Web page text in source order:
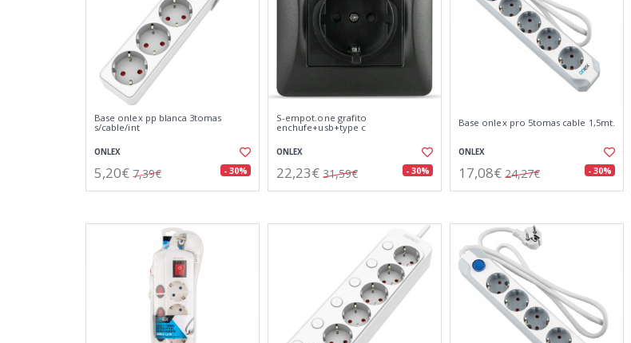
Base onlex pp blanca 3tomas
s/cable/int
ONLEX
5,20€ 7,39€ - 30%
S-empot.one grafito
enchufe+usb+type c
ONLEX
22,23€ 31,59€ - 30%
Base onlex pro 5tomas cable 1,5mt.
ONLEX
17,08€ 24,27€ - 30%